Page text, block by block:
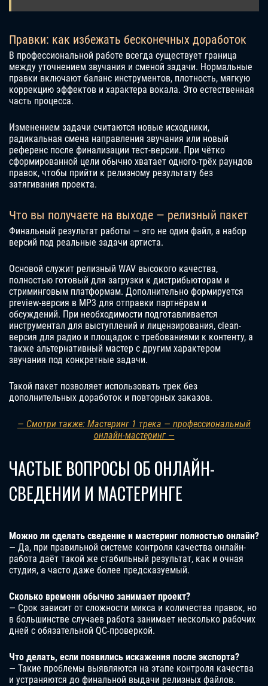
Правки: как избежать бесконечных доработок
В профессиональной работе всегда существует граница
между уточнением звучания и сменой задачи. Нормальные
правки включают баланс инструментов, плотность, мягкую
коррекцию эффектов и характера вокала. Это естественная
часть процесса.
Изменением задачи считаются новые исходники,
радикальная смена направления звучания или новый
референс после финализации тест-версии. При чётко
сформированной цели обычно хватает одного-трёх раундов
правок, чтобы прийти к релизному результату без
затягивания проекта.
Что вы получаете на выходе — релизный пакет
Финальный результат работы — это не один файл, а набор
версий под реальные задачи артиста.
Основой служит релизный WAV высокого качества,
полностью готовый для загрузки к дистрибьюторам и
стриминговым платформам. Дополнительно формируется
preview-версия в MP3 для отправки партнёрам и
обсуждений. При необходимости подготавливается
инструментал для выступлений и лицензирования, clean-
версия для радио и площадок с требованиями к контенту, а
также альтернативный мастер с другим характером
звучания под конкретные задачи.
Такой пакет позволяет использовать трек без
дополнительных доработок и повторных заказов.
— Смотри также: Мастеринг 1 трека — профессиональный
онлайн-мастеринг —
ЧАСТЫЕ ВОПРОСЫ ОБ ОНЛАЙН-
СВЕДЕНИИ И МАСТЕРИНГЕ
Можно ли сделать сведение и мастеринг полностью онлайн?
— Да, при правильной системе контроля качества онлайн-
работа даёт такой же стабильный результат, как и очная
студия, а часто даже более предсказуемый.
Сколько времени обычно занимает проект?
— Срок зависит от сложности микса и количества правок, но
в большинстве случаев работа занимает несколько рабочих
дней с обязательной QC-проверкой.
Что делать, если появились искажения после экспорта?
— Такие проблемы выявляются на этапе контроля качества
и устраняются до финальной выдачи релизных файлов.